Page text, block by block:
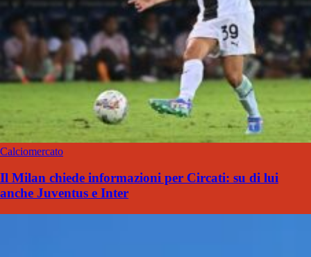
Calciomercato
Il Milan chiede informazioni per Circati: su di lui
anche Juventus e Inter